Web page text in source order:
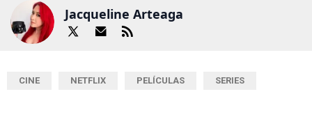
Jacqueline Arteaga
CINE NETFLIX PELÍCULAS SERIES